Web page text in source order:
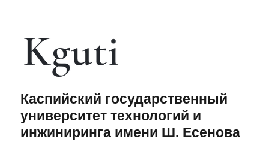
Каспийский государственный
университет технологий и
инжиниринга имени Ш. Есенова